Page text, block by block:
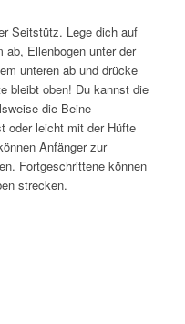
Seitstütz. Lege dich auf
ab, Ellenbogen unter der
unteren ab und drücke
bleibt oben! Du kannst die
die Beine
oder leicht mit der Hüfte
Anfänger zur
Fortgeschrittene können
strecken.